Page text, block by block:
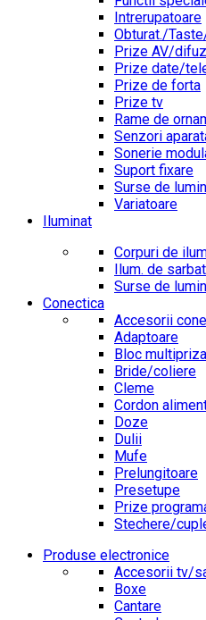
Intrerupatoare
Obturat./
Prize AV/
Prize date/
Prize de forta
Prize tv
Rame de
Senzori
Sonerie
Suport fixare
Surse de
Variatoare
Iluminat
Corpuri de
Ilum. de
Surse de
Conectica
Accesorii
Adaptoare
Bloc multipriza
Bride/coliere
Cleme
Cordon
Doze
Dulii
Mufe
Prelungitoare
Presetupe
Prize
Stechere/
Produse electronice
Accesorii tv/
Boxe
Cantare